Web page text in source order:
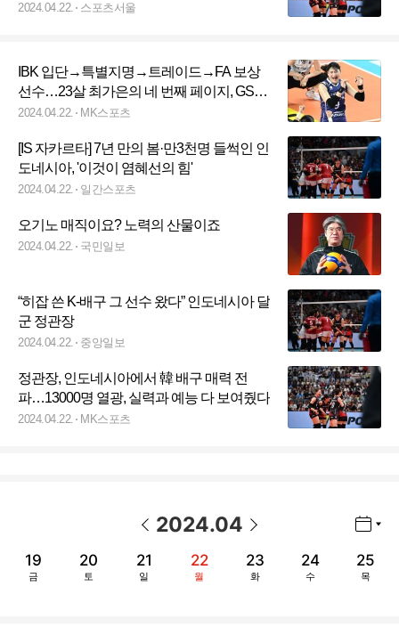
2024.04.22. 스포츠서울
IBK 입단→특별지명→트레이드→FA 보상
선수…23살 최가은의 네 번째 페이지, GS는
기회의 땅이 될 수 있을까
2024.04.22. MK스포츠
[IS 자카르타] 7년 만의 봄·만3천명 들썩인 인
도네시아, '이것이 염혜선의 힘'
2024.04.22. 일간스포츠
오기노 매직이요? 노력의 산물이죠
2024.04.22. 국민일보
“히잡 쓴 K-배구 그 선수 왔다” 인도네시아 달
군 정관장
2024.04.22. 중앙일보
정관장, 인도네시아에서 韓 배구 매력 전
파…13000명 열광, 실력과 예능 다 보여줬다
2024.04.22. MK스포츠
2024.04
19
금
20
토
21
일
22
월
23
화
24
수
25
목